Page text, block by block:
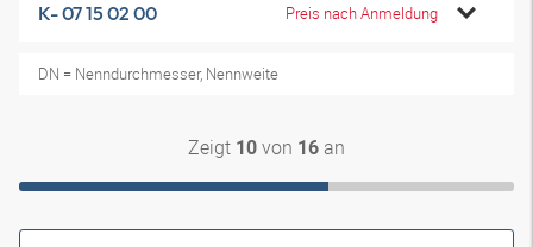
K- 07 15 02 00 Preis nach Anmeldung
DN = Nenndurchmesser, Nennweite
Zeigt 10 von 16 an